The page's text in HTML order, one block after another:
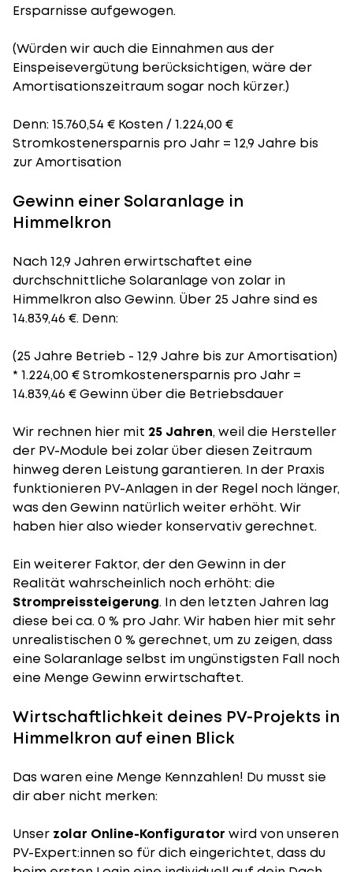
Ersparnisse aufgewogen.
(Würden wir auch die Einnahmen aus der
Einspeisevergütung berücksichtigen, wäre der
Amortisationszeitraumsogar noch kürzer.)
Denn: 15.760,54 € Kosten / 1.224,00 €
Stromkostenersparnis pro Jahr = 12,9 Jahre bis
zur Amortisation
Gewinn einer Solaranlage in
Himmelkron
Nach 12,9 Jahren erwirtschaftet eine
durchschnittliche Solaranlage von zolar in
Himmelkron also Gewinn. Über 25 Jahre sind es
14.839,46 €. Denn:
(25 Jahre Betrieb - 12,9 Jahre bis zur Amortisation)
* 1.224,00 € Stromkostenersparnis pro Jahr =
14.839,46 € Gewinn über die Betriebsdauer
Wir rechnen hier mit 25 Jahren, weil die Hersteller
der PV-Module bei zolar über diesen Zeitraum
hinweg deren Leistung garantieren. In der Praxis
funktionieren PV-Anlagen in der Regel noch länger,
was den Gewinn natürlich weiter erhöht. Wir
haben hier also wieder konservativ gerechnet.
Ein weiterer Faktor, der den Gewinn in der
Realität wahrscheinlich noch erhöht: die
Strompreissteigerung. In den letzten Jahren lag
diese bei ca. 0 % pro Jahr. Wir haben hier mit sehr
unrealistischen 0 % gerechnet, um zu zeigen, dass
eine Solaranlage selbst im ungünstigsten Fall noch
eine Menge Gewinn erwirtschaftet.
Wirtschaftlichkeit deines PV-Projekts in
Himmelkron auf einen Blick
Das waren eine Menge Kennzahlen! Du musst sie
dir aber nicht merken:
Unser zolar Online-Konfigurator wird von unseren
PV-Expert:innen so für dich eingerichtet, dass du